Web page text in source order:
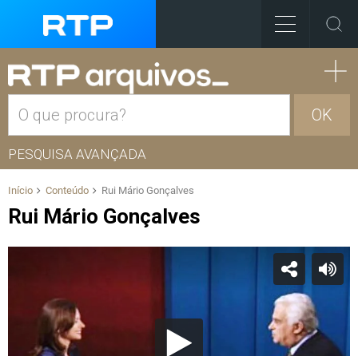
OK
PESQUISA AVANÇADA
Início Conteúdo Rui Mário Gonçalves
Rui Mário Gonçalves